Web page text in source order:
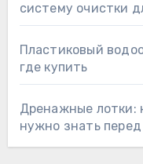
систему очистки
Пластиковый
где купить
Дренажные лотки:
нужно знать перед